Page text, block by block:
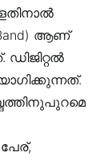
ആണ്